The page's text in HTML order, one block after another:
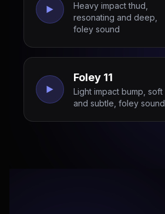
Heavy impact thud,
resonating and deep,
foley sound
Foley 11
Light impact bump, soft
and subtle, foley sound